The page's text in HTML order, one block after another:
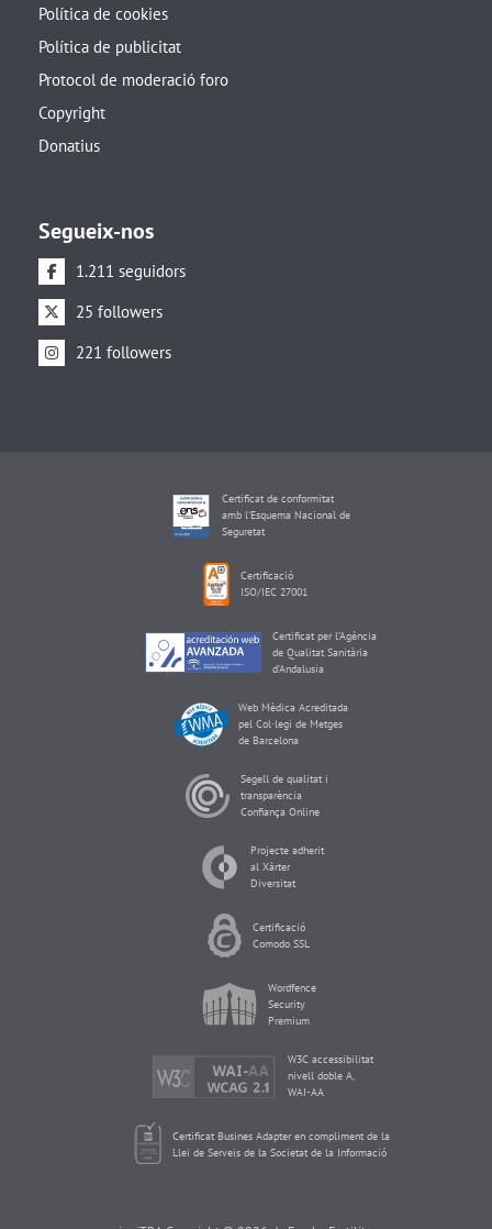
Política de cookies
Política de publicitat
Protocol de moderació foro
Copyright
Donatius
Segueix-nos
1.211 seguidors
25 followers
221 followers
Certificat de conformitat
amb l'Esquema Nacional de
Seguretat
Certificació
ISO/IEC 27001
Certificat per l’Agència
de Qualitat Sanitària
d’Andalusia
Web Mèdica Acreditada
pel Col·legi de Metges
de Barcelona
Segell de qualitat i
transparència
Confiança Online
Projecte adherit
al Xàrter
Diversitat
Certificació
Comodo SSL
Wordfence
Security
Premium
W3C accessibilitat
nivell doble A,
WAI-AA
Certificat Busines Adapter en compliment de la
Llei de Serveis de la Societat de la Informació